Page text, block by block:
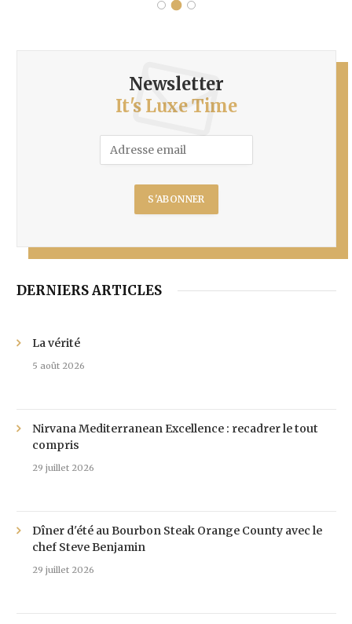
Newsletter
It's Luxe Time
DERNIERS ARTICLES
La vérité
5 août 2026
Nirvana Mediterranean Excellence : recadrer le tout
compris
29 juillet 2026
Dîner d'été au Bourbon Steak Orange County avec le
chef Steve Benjamin
29 juillet 2026